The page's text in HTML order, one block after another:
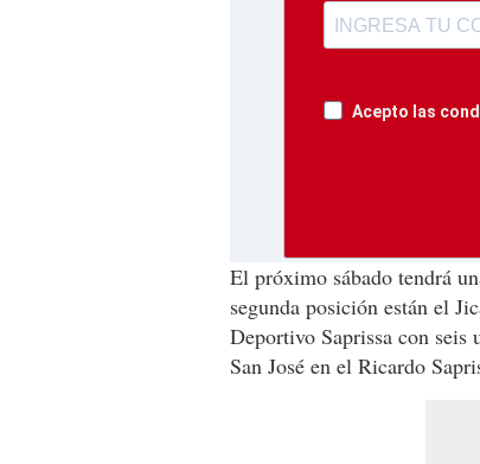
Acepto las
El próximo sábado tendrá
segunda posición están el
Deportivo Saprissa con
San José en el Ricardo